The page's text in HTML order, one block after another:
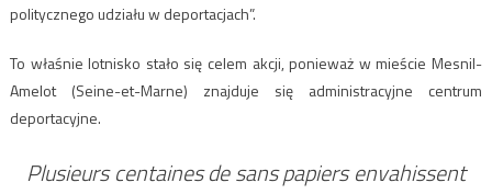
politycznego udziału w deportacjach”.
To właśnie lotnisko stało się celem akcji, ponieważ w mieście Mesnil-
Amelot (Seine-et-Marne) znajduje się administracyjne centrum
deportacyjne.
Plusieurs centaines de sans papiers envahissent